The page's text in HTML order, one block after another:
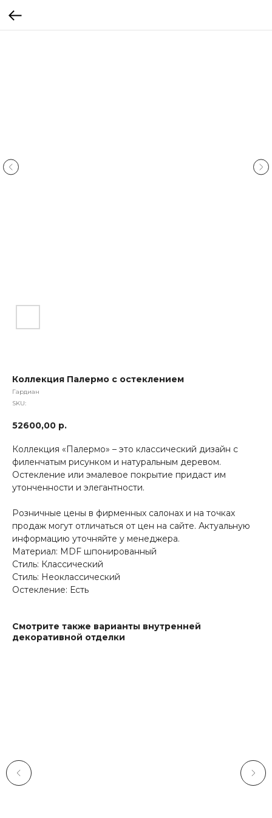
Коллекция Палермо с остеклением
Гардиан
SKU:
52600,00 р.
Коллекция «Палермо» – это классический дизайн с
филенчатым рисунком и натуральным деревом.
Остекление или эмалевое покрытие придаст им
утонченности и элегантности.
Розничные цены в фирменных салонах и на точках
продаж могут отличаться от цен на сайте. Актуальную
информацию уточняйте у менеджера.
Материал: MDF шпонированный
Стиль: Классический
Стиль: Неоклассический
Остекление: Есть
Смотрите также варианты внутренней
декоративной отделки